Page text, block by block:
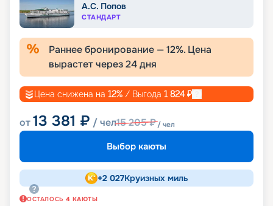
А.С. Попов
СТАНДАРТ
Раннее бронирование —12%. Цена
вырастет через24дня
Цена снижена на 12% / Выгода 1 824 ₽
от13 381 ₽ / чел15 205₽/ чел
Выбор каюты
+2 027Круизных миль
ОСТАЛОСЬ 4 КАЮТЫ